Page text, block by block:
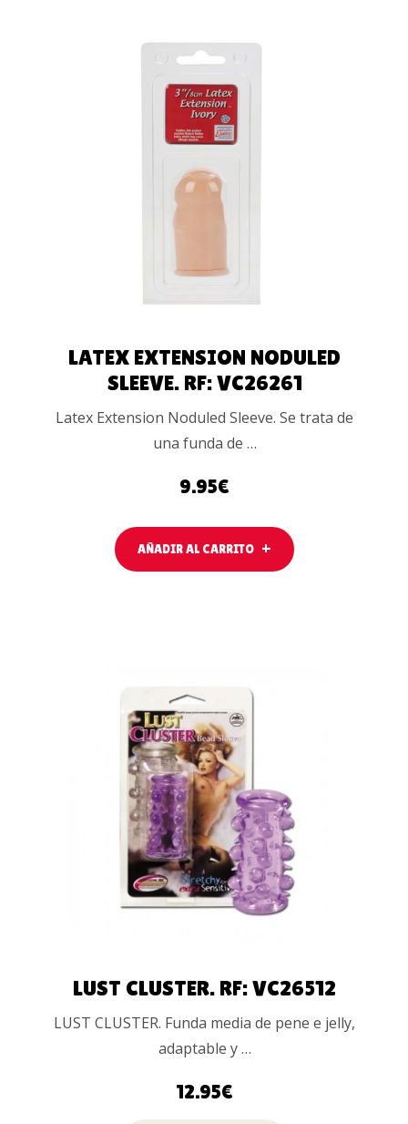
CARRITO
LATEX EXTENSION NODULED
SLEEVE. RF: VC26261
Latex Extension Noduled Sleeve. Se trata de
una funda de …
9.95€
AÑADIR AL CARRITO
LEER MÁS
LUST CLUSTER. RF: VC26512
LUST CLUSTER. Funda media de pene e jelly,
adaptable y …
12.95€